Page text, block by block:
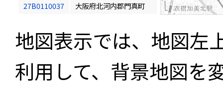
27B0110037
大阪府北河内郡門真町
地図表示では、地図左
利用して、背景地図を